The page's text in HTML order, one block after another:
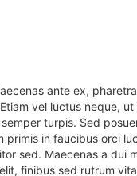
ante ex,
vel luctus neque,
turpis. Sed
in faucibus orci
sed. Maecenas a dui
finibus sed rutrum